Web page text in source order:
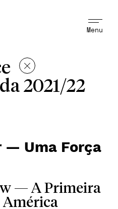
Menu
2021/22
— Uma Força
— A Primeira
América